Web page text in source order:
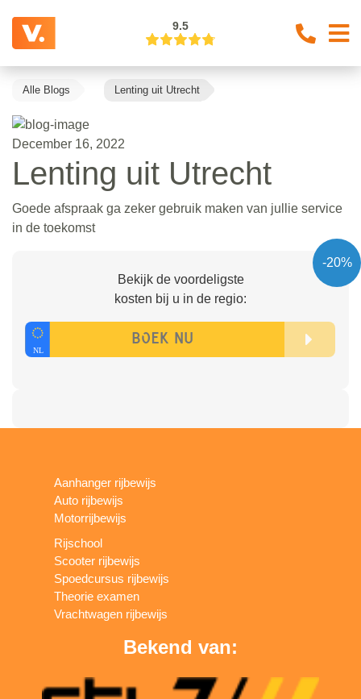
9.5
Alle Blogs Lenting uit Utrecht
December 16, 2022
Lenting uit Utrecht
Goede afspraak ga zeker gebruik maken van jullie service
in de toekomst
-20%
Bekijk de voordeligste
kosten bij u in de regio:
Aanhanger rijbewijs
Auto rijbewijs
Motorrijbewijs
Rijschool
Scooter rijbewijs
Spoedcursus rijbewijs
Theorie examen
Vrachtwagen rijbewijs
Bekend van: